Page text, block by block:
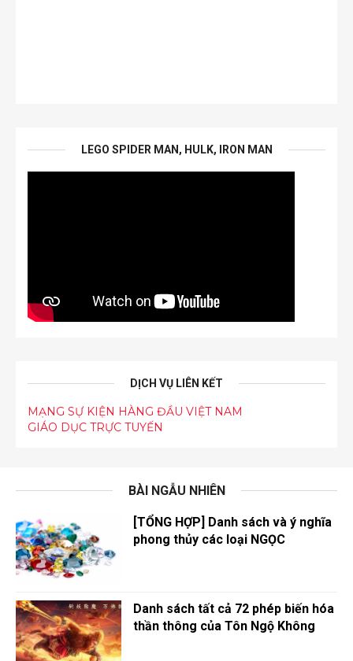
LEGO SPIDER MAN, HULK, IRON MAN
DỊCH VỤ LIÊN KẾT
MẠNG SỰ KIỆN HÀNG ĐẦU VIỆT NAM
GIÁO DỤC TRỰC TUYẾN
BÀI NGẪU NHIÊN
[TỔNG HỢP] Danh sách và ý nghĩa
phong thủy các loại NGỌC
Danh sách tất cả 72 phép biến hóa
thần thông của Tôn Ngộ Không